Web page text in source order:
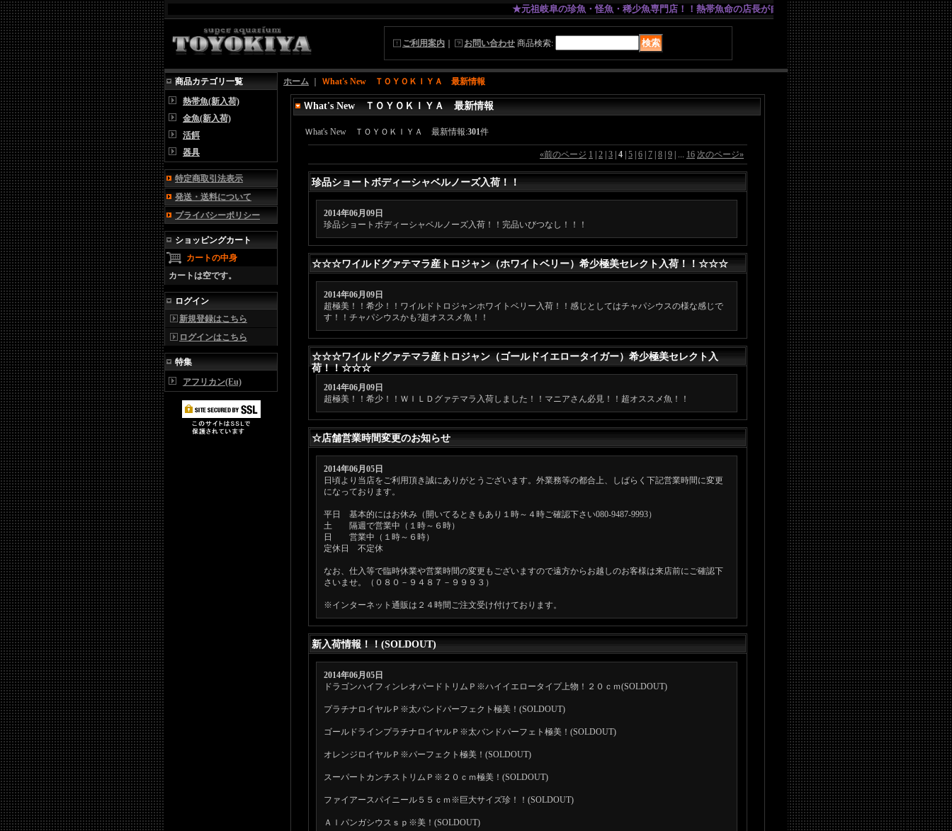
★元祖岐阜の珍魚・怪魚・稀少魚専門店！！熱帯魚命の店長が自信を持っておすすめする、SUPERプロショップ
ご利用案内 お問い合わせ 商品検索:
商品カテゴリ一覧
熱帯魚(新入荷)
金魚(新入荷)
活餌
器具
特定商取引法表示
発送・送料について
プライバシーポリシー
ショッピングカート
カートの中身
カートは空です。
ログイン
新規登録はこちら
ログインはこちら
特集
アフリカン(Eu)
ホーム Ｗhat's New ＴＯＹＯＫＩＹＡ 最新情報
Ｗhat's New ＴＯＹＯＫＩＹＡ 最新情報
Ｗhat's New ＴＯＹＯＫＩＹＡ 最新情報:301件
«前のページ 1 2 3 4 5 6 7 8 9 ... 16 次のページ»
珍品ショートボディーシャベルノーズ入荷！！
2014年06月09日
珍品ショートボディーシャベルノーズ入荷！！完品いびつなし！！！
☆☆☆ワイルドグァテマラ産トロジャン（ホワイトベリー）希少極美セレクト入荷！！☆☆☆
2014年06月09日
超極美！！希少！！ワイルドトロジャンホワイトベリー入荷！！感じとしてはチャパシウスの様な感じで
す！！チャパシウスかも?超オススメ魚！！
☆☆☆ワイルドグァテマラ産トロジャン（ゴールドイエロータイガー）希少極美セレクト入
荷！！☆☆☆
2014年06月09日
超極美！！希少！！ＷＩＬＤグァテマラ入荷しました！！マニアさん必見！！超オススメ魚！！
☆店舗営業時間変更のお知らせ
2014年06月05日
日頃より当店をご利用頂き誠にありがとうございます。外業務等の都合上、しばらく下記営業時間に変更
になっております。
平日 基本的にはお休み（開いてるときもあり１時～４時ご確認下さい080-9487-9993）
土 隔週で営業中（１時～６時）
日 営業中（１時～６時）
定休日 不定休
なお、仕入等で臨時休業や営業時間の変更もございますので遠方からお越しのお客様は来店前にご確認下
さいませ。（０８０－９４８７－９９９３）
※インターネット通販は２４時間ご注文受け付けております。
新入荷情報！！(SOLDOUT)
2014年06月05日
ドラゴンハイフィンレオパードトリムＰ※ハイイエロータイプ上物！２０ｃｍ(SOLDOUT)
プラチナロイヤルＰ※太バンドパーフェクト極美！(SOLDOUT)
ゴールドラインプラチナロイヤルＰ※太バンドパーフェト極美！(SOLDOUT)
オレンジロイヤルＰ※パーフェクト極美！(SOLDOUT)
スーパートカンチストリムＰ※２０ｃｍ極美！(SOLDOUT)
ファイアースパイニール５５ｃｍ※巨大サイズ珍！！(SOLDOUT)
Ａｌパンガシウスｓｐ※美！(SOLDOUT)